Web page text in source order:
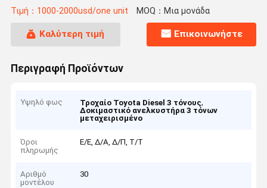
Τιμή：1000-2000usd/one unit MOQ：Μια μονάδα
Καλύτερη τιμή Επικοινωνήστε
Περιγραφή Προϊόντων
Υψηλό φως Τροχαίο Toyota Diesel 3 τόνους,
Δοκιμαστικό ανελκυστήρα 3 τόνων
μεταχειρισμένο
Όροι
πληρωμής
Ε/Ε, Δ/Α, Δ/Π, Τ/Τ
Αριθμό
μοντέλου
30